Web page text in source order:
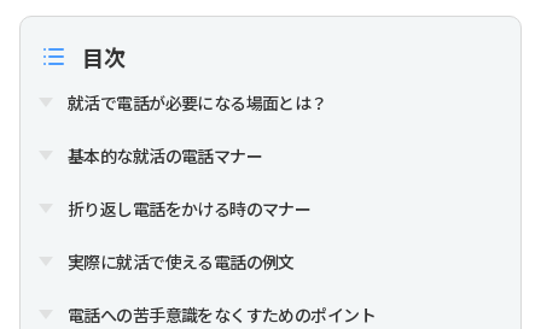
目次
就活で電話が必要になる場面とは？
基本的な就活の電話マナー
折り返し電話をかける時のマナー
実際に就活で使える電話の例文
電話への苦手意識をなくすためのポイント